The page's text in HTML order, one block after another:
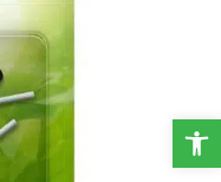
פתח סרגל נגישות